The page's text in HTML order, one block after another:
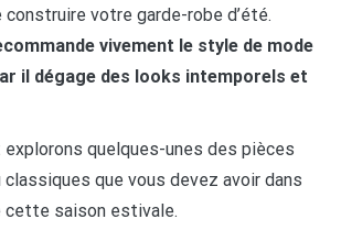
construire votre garde-robe d’été.
vivement le style de mode
il dégage des looks intemporels et
quelques-unes des pièces
que vous devez avoir dans
cette saison estivale.